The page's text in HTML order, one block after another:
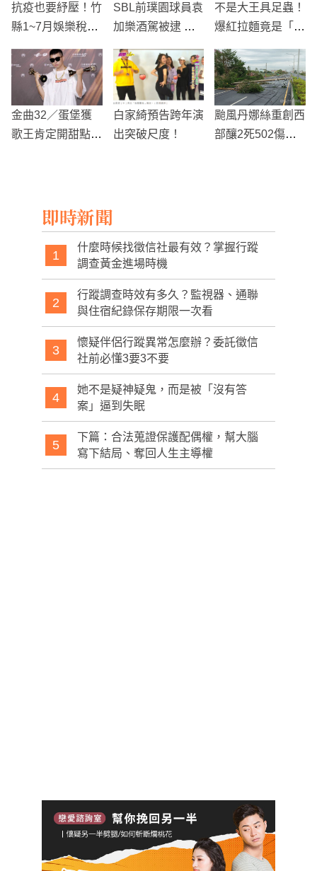
抗疫也要紓壓！竹
縣1~7月娛樂稅因
SBL前璞園球員袁
加樂酒駕被逮 酒
不是大王具足蟲！
爆紅拉麵竟是「詹
金曲32／蛋堡獲
歌王肯定開甜點派
白家綺預告跨年演
出突破尺度！
颱風丹娜絲重創西
部釀2死502傷
即時新聞
1
什麼時候找徵信社最有效？掌握行蹤
調查黃金進場時機
2
行蹤調查時效有多久？監視器、通聯
與住宿紀錄保存期限一次看
3
懷疑伴侶行蹤異常怎麼辦？委託徵信
社前必懂3要3不要
4
她不是疑神疑鬼，而是被「沒有答
案」逼到失眠
5
下篇：合法蒐證保護配偶權，幫大腦
寫下結局、奪回人生主導權